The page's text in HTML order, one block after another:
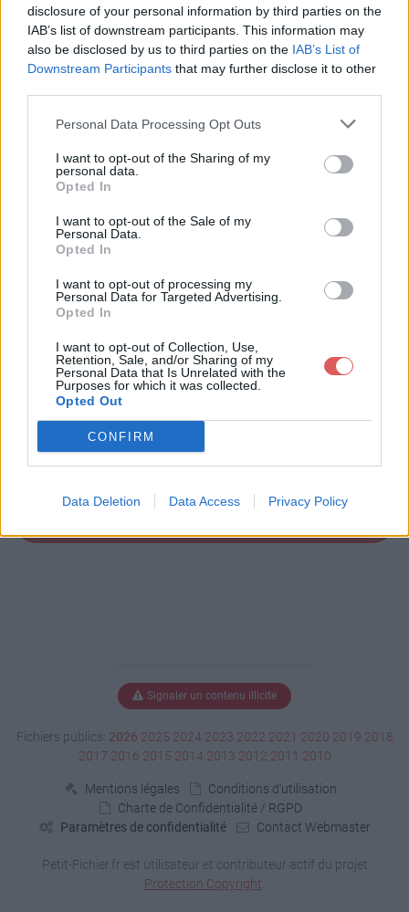
disclosure of your personal information by third parties on the
IAB’s list of downstream participants. This information may
also be disclosed by us to third parties on the IAB’s List of
Downstream Participants that may further disclose it to other
Personal Data Processing Opt Outs
I want to opt-out of the Sharing of my
personal data.
Opted In
I want to opt-out of the Sale of my
Personal Data.
Opted In
I want to opt-out of processing my
Personal Data for Targeted Advertising.
Opted In
I want to opt-out of Collection, Use,
Retention, Sale, and/or Sharing of my
Personal Data that Is Unrelated with the
Purposes for which it was collected.
Opted Out
CONFIRM
Data Deletion Data Access Privacy Policy
Partager le fichier
chimboradiobywharfman.mp3
sur le Web et les réseaux
Télécharger le fichier chimboradi
obywharfman.mp3
Télécharger chimboradiobywharf
man.mp3
Télécharger le fichier (157 Ko)
Signaler un contenu illicite
Fichiers publics: 2026 2025 2024 2023 2022 2021 2020 2019 2018
2017 2016 2015 2014 2013 2012 2011 2010
Mentions légales
Conditions d'utilisation
Charte de Confidentialité / RGPD
Paramètres de confidentialité
Contact Webmaster
Petit-Fichier.fr est utilisateur et contributeur actif du projet
Protection Copyright